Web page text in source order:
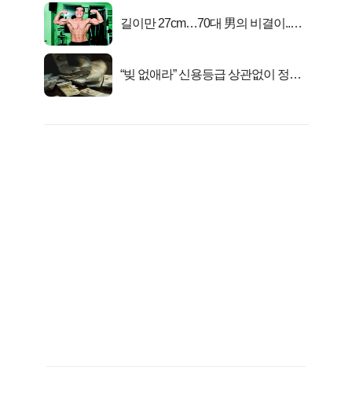
길이만 27cm…70대 男의 비결이..충
“빚 없애라” 신용등급 상관없이 정부